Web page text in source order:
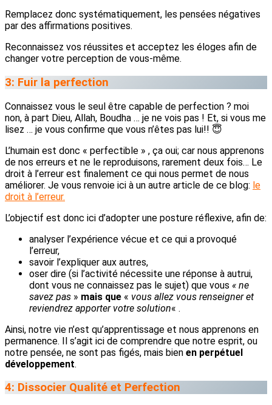
Remplacez donc systématiquement, les pensées négatives
par des affirmations positives.
Reconnaissez vos réussites et acceptez les éloges afin de
changer votre perception de vous-même.
3: Fuir la perfection
Connaissez vous le seul être capable de perfection ? moi
non, à part Dieu, Allah, Boudha … je ne vois pas ! Et, si vous me
lisez … je vous confirme que vous n’êtes pas lui!! 😇
L’humain est donc « perfectible » , ça oui; car nous apprenons
de nos erreurs et ne le reproduisons, rarement deux fois… Le
droit à l’erreur est finalement ce qui nous permet de nous
améliorer. Je vous renvoie ici à un autre article de ce blog: le
droit à l’erreur.
L’objectif est donc ici d’adopter une posture réflexive, afin de:
analyser l’expérience vécue et ce qui a provoqué
l’erreur,
savoir l’expliquer aux autres,
oser dire (si l’activité nécessite une réponse à autrui,
dont vous ne connaissez pas le sujet) que vous « ne
savez pas » mais que « vous allez vous renseigner et
reviendrez apporter votre solution« .
Ainsi, notre vie n’est qu’apprentissage et nous apprenons en
permanence. Il s’agit ici de comprendre que notre esprit, ou
notre pensée, ne sont pas figés, mais bien en perpétuel
développement.
4: Dissocier Qualité et Perfection